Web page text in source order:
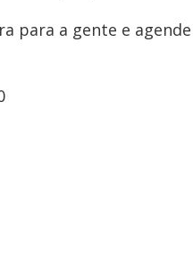
para a gente e agende